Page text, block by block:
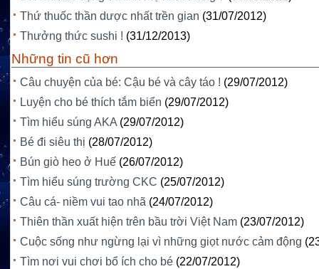
Thứ thuốc thần dược nhất trền gian (31/07/2012)
Thưởng thức sushi ! (31/12/2013)
Những tin cũ hơn
Câu chuyện của bé: Cậu bé và cây táo ! (29/07/2012)
Luyện cho bé thích tắm biển (29/07/2012)
Tìm hiểu súng AKA (29/07/2012)
Bé đi siêu thị (28/07/2012)
Bún giò heo ở Huế (26/07/2012)
Tìm hiểu súng trường CKC (25/07/2012)
Câu cá- niềm vui tao nhã (24/07/2012)
Thiên thần xuất hiện trên bầu trời Việt Nam (23/07/2012)
Cuộc sống như ngừng lại vì những giọt nước cảm động
Tìm nơi vui chơi bổ ích cho bé (22/07/2012)